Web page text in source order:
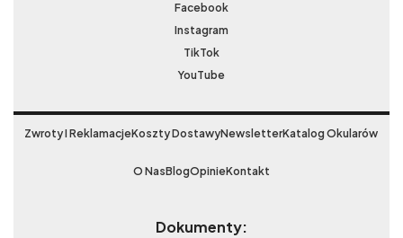
Facebook
Instagram
TikTok
YouTube
Zwroty I ReklamacjeKoszty DostawyNewsletterKatalog Okularów
O NasBlogOpinieKontakt
Dokumenty: